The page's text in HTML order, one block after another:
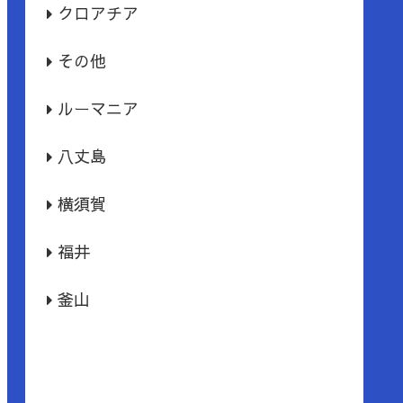
クロアチア
その他
ルーマニア
八丈島
横須賀
福井
釜山